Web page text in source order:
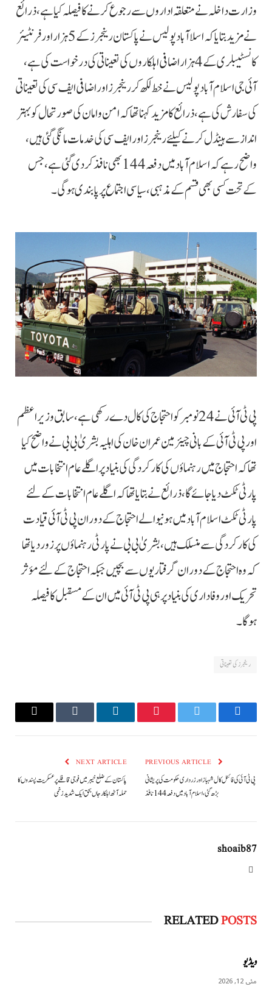
وزارت داخلہ نے متعلقہ اداروں سے رجوع کرنےکا فیصلہ کیا ہے، ذرائع
نے مزید بتایا کہ اسلا آباد پولیس نے پاکستان رینجرز کے 5 ہزار اور فرنٹیئر
کانسٹیبلری کے 4 ہزار اضافی اہلکاروں کی تعیناتی کی درخواست کی ہے،
آئی جی اسلام آباد پولیس نے خط لکھ کر رینجرز اور اضافی ایف سی کی تعیناتی
کی سفارش کی ہے، ذرائع کا مزید کہنا تھا کہ امن و امان کی صورتحال کو بہتر
انداز سے ہینڈل کرنے کیلئے رینجرز اور ایف سی کی خدمات مانگی گئی ہیں،
واضح رہے کہ اسلام آباد میں دفعہ 144 بھی نافذ کردی گئی ہے، جس
کے تحت کسی بھی قسم کے مذہبی، سیاسی اجتماع پر پابندی ہوگی۔
پی ٹی آئی نے 24 نومبر کو احتجاج کی کال دے رکھی ہے، سابق وزیراعظم
اور پی ٹی آئی کے بانی چیئرمین عمران خان کی اہلیہ بشریٰ بی بی نے واضح کیا
تھا کہ احتجاج میں رہنماؤں کی کارکردگی کی بنیاد پر اگلے عام انتخابات میں
پارٹی ٹکٹ دیا جائے گا، ذرائع نے بتایا تھا کہ اگلے عام انتخابات کے لئے
پارٹی ٹکٹ اسلام آباد میں ہونیوالے احتجاج کے دوران پی ٹی آئی قیادت
کی کارکردگی سے منسلک ہیں، بشریٰ بی بی نے پارٹی رہنماؤں پر زور دیا تھا
کہ وہ احتجاج کے دوران گرفتاریوں سے بچیں جبکہ احتجاج کے لئے مؤثر
تحریک اور وفاداری کی بنیاد پر ہی پی ٹی آئی میں ان کے مسقبل کا فیصلہ
ہوگا۔
رینجرز کی تعیناتی
Facebook
Twitter
Pinterest
LinkedIn
Tumblr
Email
پی ٹی آئی کی فائنل کال شہباز اور زرداری حکومت کی پریشانی
بڑھ گئی، اسلام آباد میں دفعہ 144 نافذ
NEXT ARTICLE
پاکستان کے ضلع خیبر میں فوجی قافلے پر عسکریت پسندوں کا
حملہ آٹھ اہلکار جاں بحق ایک شدید زخمی
shoaib87
RELATEDPOSTS
ویڈیو
مئی 12, 2026